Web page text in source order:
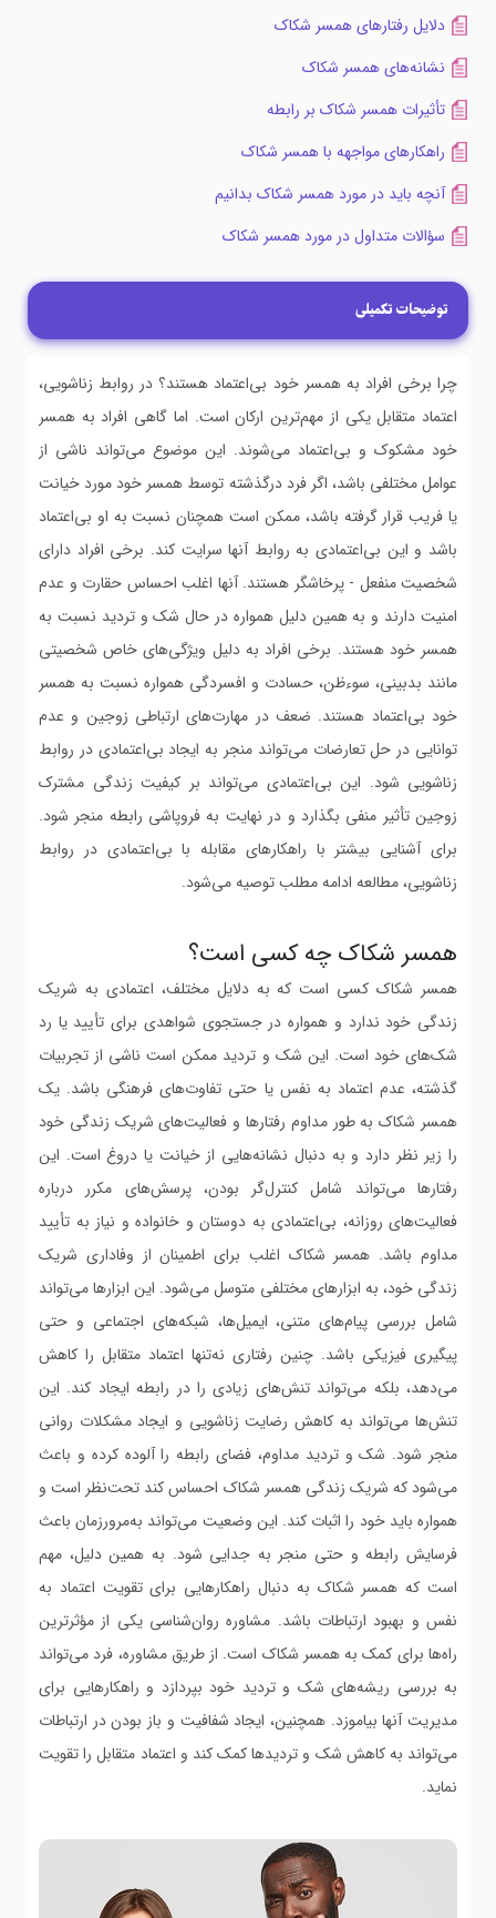
دلایل رفتارهای همسر شکاک
نشانه‌های همسر شکاک
تأثیرات همسر شکاک بر رابطه
راهکارهای مواجهه با همسر شکاک
آنچه باید در مورد همسر شکاک بدانیم
سؤالات متداول در مورد همسر شکاک
توضیحات تکمیلی
چرا برخی افراد به همسر خود بی‌اعتماد هستند؟ در روابط زناشویی،
اعتماد متقابل یکی از مهم‌ترین ارکان است. اما گاهی افراد به همسر
خود مشکوک و بی‌اعتماد می‌شوند. این موضوع می‌تواند ناشی از
عوامل مختلفی باشد، اگر فرد درگذشته توسط همسر خود مورد خیانت
یا فریب قرار گرفته باشد، ممکن است همچنان نسبت به او بی‌اعتماد
باشد و این بی‌اعتمادی به روابط آنها سرایت کند. برخی افراد دارای
شخصیت منفعل - پرخاشگر هستند. آنها اغلب احساس حقارت و عدم
امنیت دارند و به همین دلیل همواره در حال شک و تردید نسبت به
همسر خود هستند. برخی افراد به دلیل ویژگی‌های خاص شخصیتی
مانند بدبینی، سوءظن، حسادت و افسردگی همواره نسبت به همسر
خود بی‌اعتماد هستند. ضعف در مهارت‌های ارتباطی زوجین و عدم
توانایی در حل تعارضات می‌تواند منجر به ایجاد بی‌اعتمادی در روابط
زناشویی شود. این بی‌اعتمادی می‌تواند بر کیفیت زندگی مشترک
زوجین تأثیر منفی بگذارد و در نهایت به فروپاشی رابطه منجر شود.
برای آشنایی بیشتر با راهکارهای مقابله با بی‌اعتمادی در روابط
زناشویی، مطالعه ادامه مطلب توصیه می‌شود.
همسر شکاک چه کسی است؟
همسر شکاک کسی است که به دلایل مختلف، اعتمادی به شریک
زندگی خود ندارد و همواره در جستجوی شواهدی برای تأیید یا رد
شک‌های خود است. این شک و تردید ممکن است ناشی از تجربیات
گذشته، عدم اعتماد به نفس یا حتی تفاوت‌های فرهنگی باشد. یک
همسر شکاک به طور مداوم رفتارها و فعالیت‌های شریک زندگی خود
را زیر نظر دارد و به دنبال نشانه‌هایی از خیانت یا دروغ است. این
رفتارها می‌تواند شامل کنترل‌گر بودن، پرسش‌های مکرر درباره
فعالیت‌های روزانه، بی‌اعتمادی به دوستان و خانواده و نیاز به تأیید
مداوم باشد. همسر شکاک اغلب برای اطمینان از وفاداری شریک
زندگی خود، به ابزارهای مختلفی متوسل می‌شود. این ابزارها می‌تواند
شامل بررسی پیام‌های متنی، ایمیل‌ها، شبکه‌های اجتماعی و حتی
پیگیری فیزیکی باشد. چنین رفتاری نه‌تنها اعتماد متقابل را کاهش
می‌دهد، بلکه می‌تواند تنش‌های زیادی را در رابطه ایجاد کند. این
تنش‌ها می‌تواند به کاهش رضایت زناشویی و ایجاد مشکلات روانی
منجر شود. شک و تردید مداوم، فضای رابطه را آلوده کرده و باعث
می‌شود که شریک زندگی همسر شکاک احساس کند تحت‌نظر است و
همواره باید خود را اثبات کند. این وضعیت می‌تواند به‌مرورزمان باعث
فرسایش رابطه و حتی منجر به جدایی شود. به همین دلیل، مهم
است که همسر شکاک به دنبال راهکارهایی برای تقویت اعتماد به
نفس و بهبود ارتباطات باشد. مشاوره روان‌شناسی یکی از مؤثرترین
راه‌ها برای کمک به همسر شکاک است. از طریق مشاوره، فرد می‌تواند
به بررسی ریشه‌های شک و تردید خود بپردازد و راهکارهایی برای
مدیریت آنها بیاموزد. همچنین، ایجاد شفافیت و باز بودن در ارتباطات
می‌تواند به کاهش شک و تردیدها کمک کند و اعتماد متقابل را تقویت
نماید.